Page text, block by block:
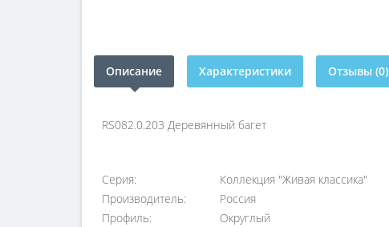
Описание Характеристики Отзывы (0)
RS082.0.203 Деревянный багет
Серия:
Коллекция "Живая классика"
Производитель:
Россия
Профиль:
Округлый